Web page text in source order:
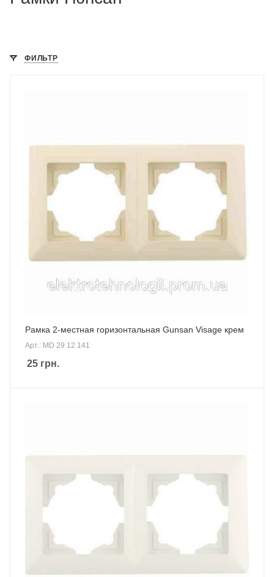
ФИЛЬТР
Рамка 2-местная горизонтальная Gunsan Visage крем
Арт.: MD 29 12 141
25 грн.